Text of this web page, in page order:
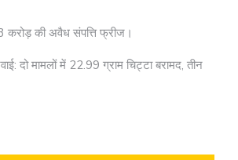
करोड़ की अवैध संपत्ति फ्रीज।
दो मामलों में 22.99 ग्राम चिट्टा बरामद, तीन